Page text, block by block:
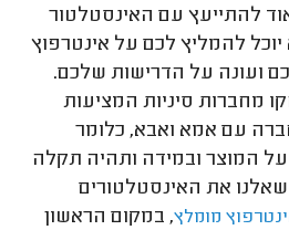
להתייעץ עם האינסטלטור
להמליץ לכם על אינטרפוץ
ועונה על הדרישות שלכם.
מחברות סיניות המציעות
עם אמא ואבא, כלומר
המוצר ובמידה ותהיה תקלה
את האינסטלטורים
מומלץ, במקום הראשון